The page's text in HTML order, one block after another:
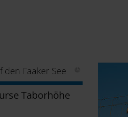
Taborhöhe